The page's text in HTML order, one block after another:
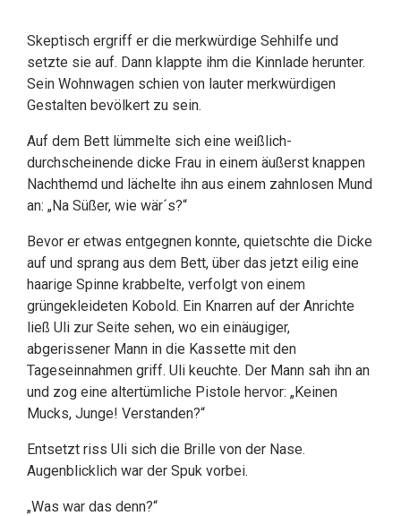
Skeptisch ergriff er die merkwürdige Sehhilfe und
setzte sie auf. Dann klappte ihm die Kinnlade herunter.
Sein Wohnwagen schien von lauter merkwürdigen
Gestalten bevölkert zu sein.
Auf dem Bett lümmelte sich eine weißlich-
durchscheinende dicke Frau in einem äußerst knappen
Nachthemd und lächelte ihn aus einem zahnlosen Mund
an: „Na Süßer, wie wär´s?“
Bevor er etwas entgegnen konnte, quietschte die Dicke
auf und sprang aus dem Bett, über das jetzt eilig eine
haarige Spinne krabbelte, verfolgt von einem
grüngekleideten Kobold. Ein Knarren auf der Anrichte
ließ Uli zur Seite sehen, wo ein einäugiger,
abgerissener Mann in die Kassette mit den
Tageseinnahmen griff. Uli keuchte. Der Mann sah ihn an
und zog eine altertümliche Pistole hervor: „Keinen
Mucks, Junge! Verstanden?“
Entsetzt riss Uli sich die Brille von der Nase.
Augenblicklich war der Spuk vorbei.
„Was war das denn?“